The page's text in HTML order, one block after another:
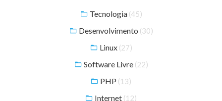
Tecnologia (45)
Desenvolvimento (30)
Linux (27)
Software Livre (22)
PHP (13)
Internet (12)